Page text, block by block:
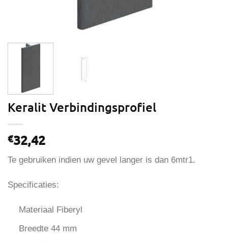
Keralit Verbindingsprofiel
€32,42
Te gebruiken indien uw gevel langer is dan 6mtr1.
Specificaties:
Materiaal Fiberyl
Breedte 44 mm